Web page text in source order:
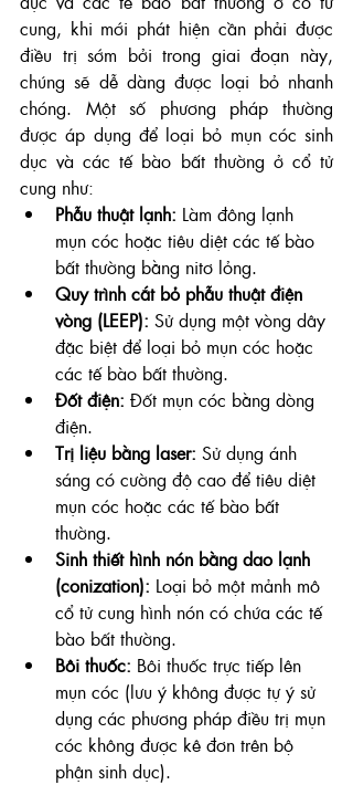
cung, khi mới phát hiện cần phải được
điều trị sớm bởi trong giai đoạn này,
chúng sẽ dễ dàng được loại bỏ nhanh
chóng. Một số phương pháp thường
được áp dụng để loại bỏ mụn cóc sinh
dục và các tế bào bất thường ở cổ tử
cung như:
Phẫu thuật lạnh: Làm đông lạnh
mụn cóc hoặc tiêu diệt các tế bào
bất thường bằng nitơ lỏng.
Quy trình cắt bỏ phẫu thuật điện
vòng (LEEP): Sử dụng một vòng dây
đặc biệt để loại bỏ mụn cóc hoặc
các tế bào bất thường.
Đốt điện: Đốt mụn cóc bằng dòng
điện.
Trị liệu bằng laser: Sử dụng ánh
sáng có cường độ cao để tiêu diệt
mụn cóc hoặc các tế bào bất
thường.
Sinh thiết hình nón bằng dao lạnh
(conization): Loại bỏ một mảnh mô
cổ tử cung hình nón có chứa các tế
bào bất thường.
Bôi thuốc: Bôi thuốc trực tiếp lên
mụn cóc (lưu ý không được tự ý sử
dụng các phương pháp điều trị mụn
cóc không được kê đơn trên bộ
phận sinh dục).